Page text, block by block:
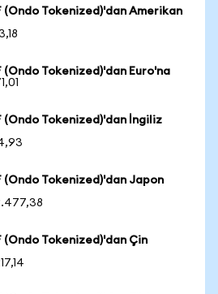
(Ondo Tokenized)'dan Amerikan
(Ondo Tokenized)'dan Euro'na
(Ondo Tokenized)'dan İngiliz
(Ondo Tokenized)'dan Japon
(Ondo Tokenized)'dan Çin